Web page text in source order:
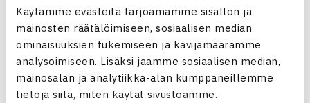
Käytämme evästeitä tarjoamamme sisällön ja
mainosten räätälöimiseen, sosiaalisen median
ominaisuuksien tukemiseen ja kävijämäärämme
analysoimiseen. Lisäksi jaamme sosiaalisen median,
mainosalan ja analytiikka-alan kumppaneillemme
tietoja siitä, miten käytät sivustoamme.